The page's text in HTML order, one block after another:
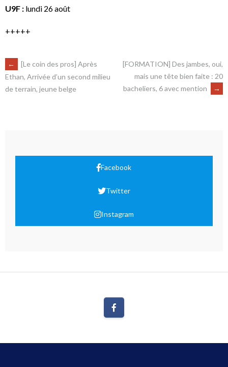
U9F : lundi 26 août
+++++
←
[Le coin des pros] Après
Ethan, Arrivée d’un second milieu
de terrain, jeune belge
[FORMATION] Des jambes, oui,
mais une tête bien faite : 20
bacheliers, 6 avec mention
→
Facebook
Twitter
Instagram